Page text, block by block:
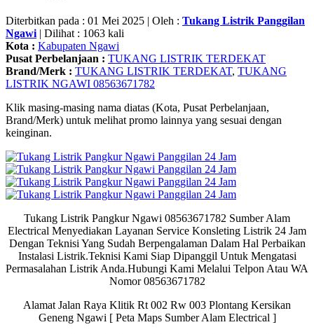
Diterbitkan pada : 01 Mei 2025 | Oleh : Tukang Listrik Panggilan
Ngawi | Dilihat : 1063 kali
Kota : Kabupaten Ngawi
Pusat Perbelanjaan : TUKANG LISTRIK TERDEKAT
Brand/Merk : TUKANG LISTRIK TERDEKAT, TUKANG
LISTRIK NGAWI 08563671782
Klik masing-masing nama diatas (Kota, Pusat Perbelanjaan,
Brand/Merk) untuk melihat promo lainnya yang sesuai dengan
keinginan.
Tukang Listrik Pangkur Ngawi 08563671782 Sumber Alam
Electrical Menyediakan Layanan Service Konsleting Listrik 24 Jam
Dengan Teknisi Yang Sudah Berpengalaman Dalam Hal Perbaikan
Instalasi Listrik.Teknisi Kami Siap Dipanggil Untuk Mengatasi
Permasalahan Listrik Anda.Hubungi Kami Melalui Telpon Atau WA
Nomor 08563671782
Alamat Jalan Raya Klitik Rt 002 Rw 003 Plontang Kersikan
Geneng Ngawi [ Peta Maps Sumber Alam Electrical ]